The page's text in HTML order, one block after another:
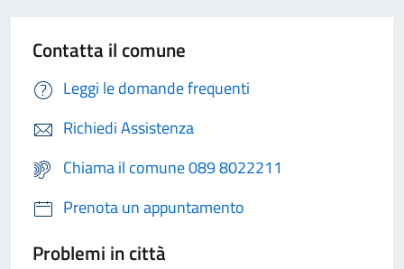
Contatta il comune
Leggi le domande frequenti
Richiedi Assistenza
Chiama il comune 089 8022211
Prenota un appuntamento
Problemi in città